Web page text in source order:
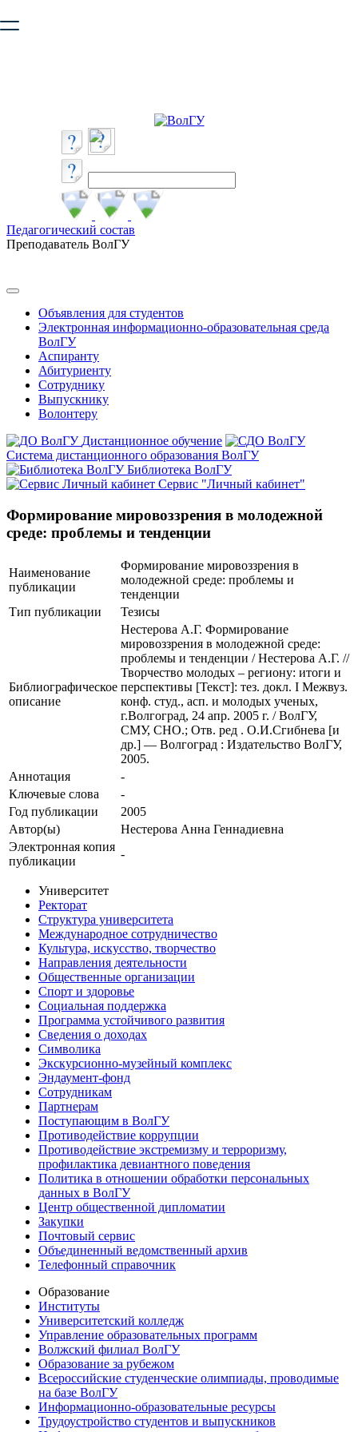
безопасную работу с сайтом. Пожалуйста
Педагогический состав
Преподаватель ВолГУ
Объявления для студентов
Электронная информационно-образовательная среда
ВолГУ
Аспиранту
Абитуриенту
Сотруднику
Выпускнику
Волонтеру
Дистанционное обучение
Система дистанционного образования ВолГУ
Библиотека ВолГУ
Сервис "Личный кабинет"
Формирование мировоззрения в молодежной
среде: проблемы и тенденции
Наименование
публикации
Формирование мировоззрения в
молодежной среде: проблемы и
тенденции
Тип публикации
Тезисы
Библиографическое
описание
Нестерова А.Г. Формирование
мировоззрения в молодежной среде:
проблемы и тенденции / Нестерова А.Г. //
Творчество молодых – региону: итоги и
перспективы [Текст]: тез. докл. I Межвуз.
конф. студ., асп. и молодых ученых,
г.Волгоград, 24 апр. 2005 г. / ВолГУ,
СМУ, СНО.; Отв. ред . О.И.Сгибнева [и
др.] — Волгоград : Издательство ВолГУ,
2005.
Аннотация
-
Ключевые cлова
-
Год публикации
2005
Автор(ы)
Нестерова Анна Геннадиевна
Электронная копия
публикации
-
Университет
Ректорат
Структура университета
Международное сотрудничество
Культура, искусство, творчество
Направления деятельности
Общественные организации
Спорт и здоровье
Социальная поддержка
Программа устойчивого развития
Сведения о доходах
Символика
Экскурсионно-музейный комплекс
Эндаумент-фонд
Сотрудникам
Партнерам
Поступающим в ВолГУ
Противодействие коррупции
Противодействие экстремизму и терроризму,
профилактика девиантного поведения
Политика в отношении обработки персональных
данных в ВолГУ
Центр общественной дипломатии
Закупки
Почтовый сервис
Объединенный ведомственный архив
Телефонный справочник
Образование
Институты
Университетский колледж
Управление образовательных программ
Волжский филиал ВолГУ
Образование за рубежом
Всероссийские студенческие олимпиады, проводимые
на базе ВолГУ
Информационно-образовательные ресурсы
Трудоустройство студентов и выпускников